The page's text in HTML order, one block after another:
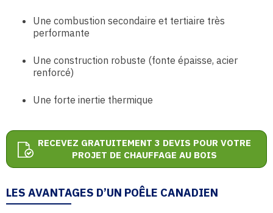
Une combustion secondaire et tertiaire très
performante
Une construction robuste (fonte épaisse, acier
renforcé)
Une forte inertie thermique
RECEVEZ GRATUITEMENT 3 DEVIS POUR VOTRE
PROJET DE CHAUFFAGE AU BOIS
LES AVANTAGES D’UN POÊLE CANADIEN